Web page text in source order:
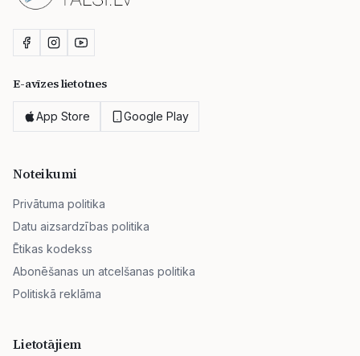
E-avīzes lietotnes
App Store Google Play
Noteikumi
Privātuma politika
Datu aizsardzības politika
Ētikas kodekss
Abonēšanas un atcelšanas politika
Politiskā reklāma
Lietotājiem